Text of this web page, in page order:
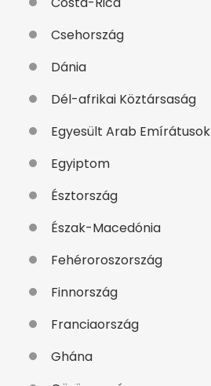
Csehország
Dánia
Dél-afrikai Köztársaság
Egyesült Arab Emírátusok
Egyiptom
Észtország
Észak-Macedónia
Fehéroroszország
Finnország
Franciaország
Ghána